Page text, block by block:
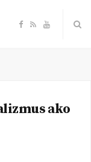
F
e
R Y
T
ako